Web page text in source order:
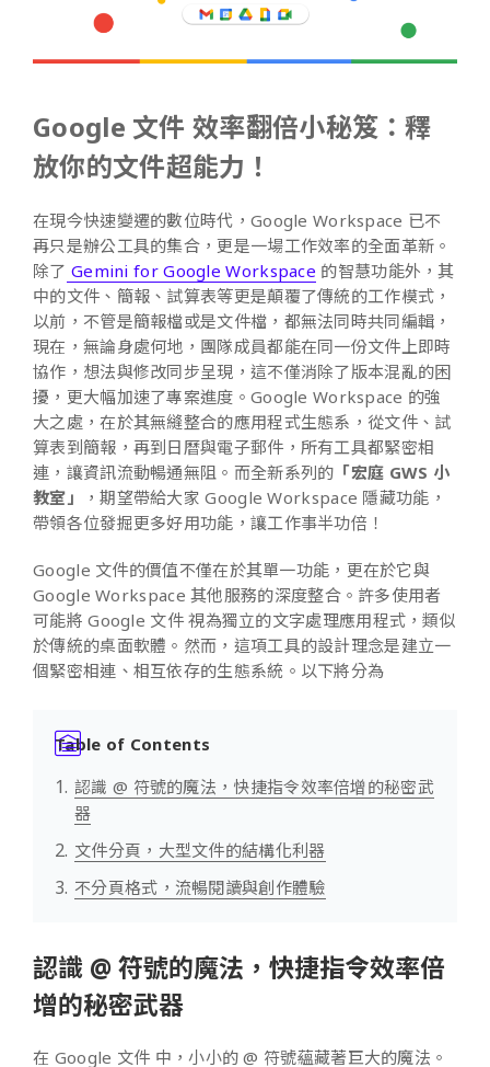
Google 文件 效率翻倍小秘笈：釋
放你的文件超能力！
在現今快速變遷的數位時代，Google Workspace 已不
再只是辦公工具的集合，更是一場工作效率的全面革新。
除了 Gemini for Google Workspace 的智慧功能外，其
中的文件、簡報、試算表等更是顛覆了傳統的工作模式，
以前，不管是簡報檔或是文件檔，都無法同時共同編輯，
現在，無論身處何地，團隊成員都能在同一份文件上即時
協作，想法與修改同步呈現，這不僅消除了版本混亂的困
擾，更大幅加速了專案進度。Google Workspace 的強
大之處，在於其無縫整合的應用程式生態系，從文件、試
算表到簡報，再到日曆與電子郵件，所有工具都緊密相
連，讓資訊流動暢通無阻。而全新系列的 「宏庭 GWS 小
教室」
，期望帶給大家 Google Workspace 隱藏功能，
帶領各位發掘更多好用功能，讓工作事半功倍！
Google 文件的價值不僅在於其單一功能，更在於它與
Google Workspace 其他服務的深度整合。許多使用者
可能將 Google 文件 視為獨立的文字處理應用程式，類似
於傳統的桌面軟體。然而，這項工具的設計理念是建立一
個緊密相連、相互依存的生態系統。 以下將分為
Table of Contents
認識 @ 符號的魔法，快捷指令效率倍增的秘密武
器
文件分頁，大型文件的結構化利器
不分頁格式，流暢閱讀與創作體驗
認識 @ 符號的魔法，快捷指令效率倍
增的秘密武器
在 Google 文件 中，小小的 @ 符號蘊藏著巨大的魔法。